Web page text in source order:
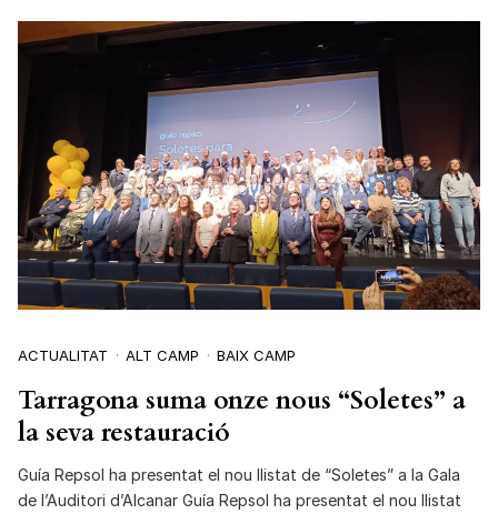
ACTUALITAT ALT CAMP BAIX CAMP
Tarragona suma onze nous “Soletes” a
la seva restauració
Guía Repsol ha presentat el nou llistat de “Soletes” a la Gala
de l’Auditori d’Alcanar Guía Repsol ha presentat el nou llistat